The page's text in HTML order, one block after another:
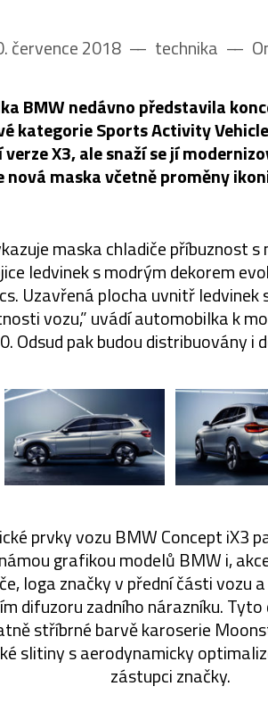
července 2018 –– technika ––
BMW nedávno představila
kategorie Sports Activity
X3, ale snaží se jí
nová maska včetně proměny
maska chladiče příbuznost
ledvinek s modrým dekorem
Uzavřená plocha uvnitř ledvinek
vozu,” uvádí automobilka k
Odsud pak budou distribuovány i
prvky vozu BMW Concept iX3
grafikou modelů BMW i,
loga značky v přední části vozu
difuzoru zadního nárazníku.
stříbrné barvě karoserie
slitiny s aerodynamicky
zástupci značky.